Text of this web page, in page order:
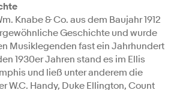
Knabe & Co. aus dem Baujahr 1912
Geschichte und wurde
Musiklegenden fast ein Jahrhundert
1930er Jahren stand es im Ellis
und ließ unter anderem die
W.C. Handy, Duke Ellington, Count